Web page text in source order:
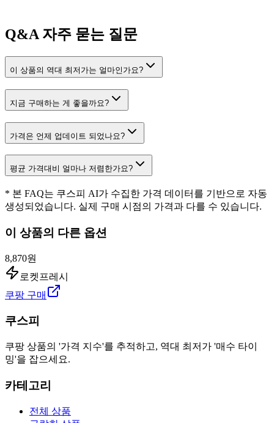
Q&A자주 묻는 질문
이 상품의 역대 최저가는 얼마인가요?
지금 구매하는 게 좋을까요?
가격은 언제 업데이트 되었나요?
평균 가격대비 얼마나 저렴한가요?
* 본 FAQ는 쿠스피 AI가 수집한 가격 데이터를 기반으로 자동
생성되었습니다. 실제 구매 시점의 가격과 다를 수 있습니다.
이 상품의 다른 옵션
8,870원
로켓프레시
쿠팡 구매
쿠스피
쿠팡 상품의 '가격 지수'를 추적하고, 역대 최저가 '매수 타이
밍'을 잡으세요.
카테고리
전체 상품